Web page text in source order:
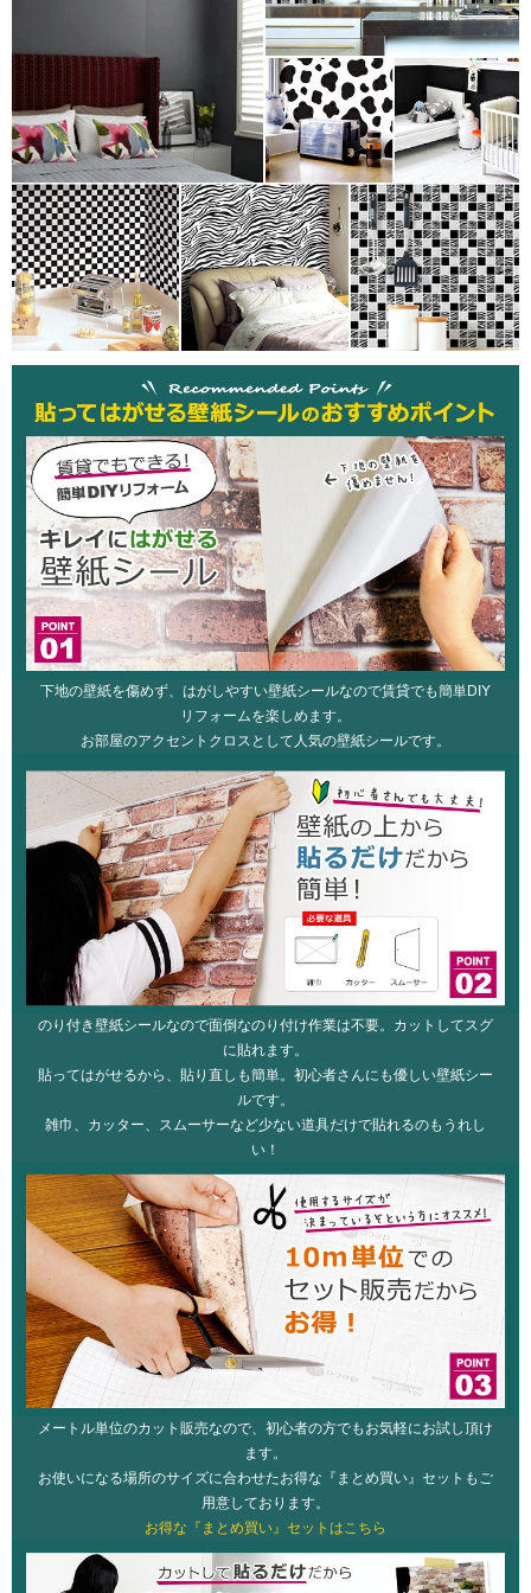
下地の壁紙を傷めず、はがしやすい壁紙シールなので賃貸でも簡単DIY
リフォームを楽しめます。
お部屋のアクセントクロスとして人気の壁紙シールです。
のり付き壁紙シールなので面倒なのり付け作業は不要。カットしてスグ
に貼れます。
貼ってはがせるから、貼り直しも簡単。初心者さんにも優しい壁紙シー
ルです。
雑巾、カッター、スムーサーなど少ない道具だけで貼れるのもうれし
い！
メートル単位のカット販売なので、初心者の方でもお気軽にお試し頂け
ます。
お使いになる場所のサイズに合わせたお得な『まとめ買い』セットもご
用意しております。
お得な『まとめ買い』セットはこちら